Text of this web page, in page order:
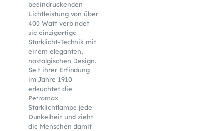
beeindruckenden
Lichtleistung von über
400 Watt verbindet
sie einzigartige
Starklicht-Technik mit
einem eleganten,
nostalgischen Design.
Seit ihrer Erfindung
im Jahre 1910
erleuchtet die
Petromax
Starklichtlampe jede
Dunkelheit und zieht
die Menschen damit